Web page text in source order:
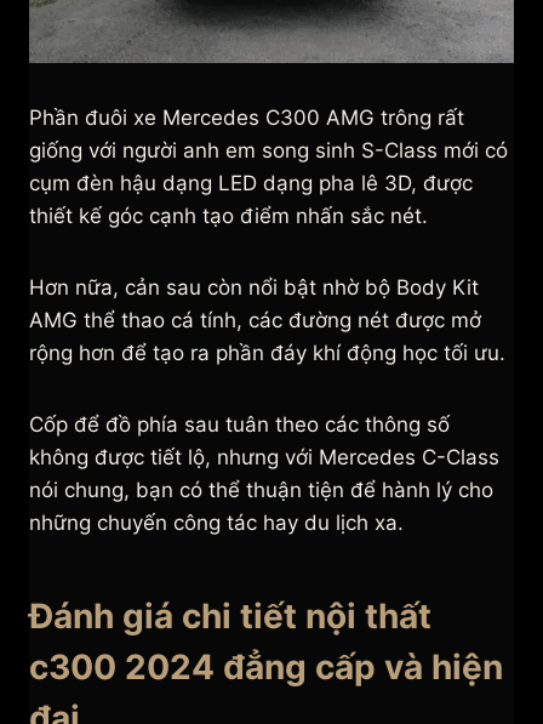
Phần đuôi xe Mercedes C300 AMG trông rất
giống với người anh em song sinh S-Class mới có
cụm đèn hậu dạng LED dạng pha lê 3D, được
thiết kế góc cạnh tạo điểm nhấn sắc nét.
Hơn nữa, cản sau còn nổi bật nhờ bộ Body Kit
AMG thể thao cá tính, các đường nét được mở
rộng hơn để tạo ra phần đáy khí động học tối ưu.
Cốp để đồ phía sau tuân theo các thông số
không được tiết lộ, nhưng với Mercedes C-Class
nói chung, bạn có thể thuận tiện để hành lý cho
những chuyến công tác hay du lịch xa.
Đánh giá chi tiết nội thất
c300 2024 đẳng cấp và hiện